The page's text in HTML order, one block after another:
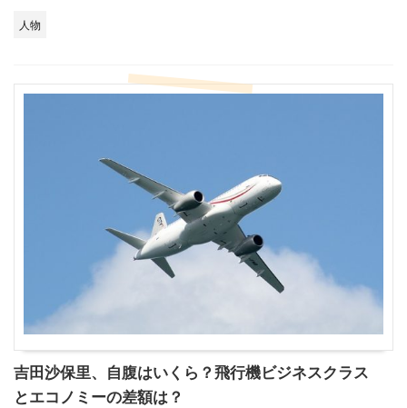
人物
吉田沙保里、自腹はいくら？飛行機ビジネスクラス
とエコノミーの差額は？